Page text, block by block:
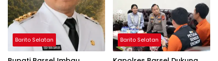
Barito Selatan Barito Selatan